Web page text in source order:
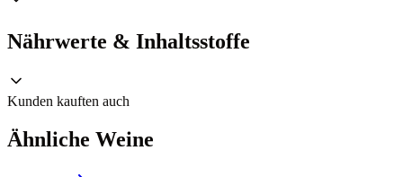
Nährwerte & Inhaltsstoffe
Kunden kauften auch
Ähnliche Weine